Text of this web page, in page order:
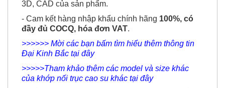
- Cam kết hàng nhập khẩu chính hãng
đầy đủ COCQ, hóa đơn VAT.
>>>>>> Mời các bạn bấm tìm hiểu thêm thông tin
Đại Kinh Bắc tại đây
>>>>>Tham khảo thêm các model và size khác
của khớp nối trục cao su khác tại đây